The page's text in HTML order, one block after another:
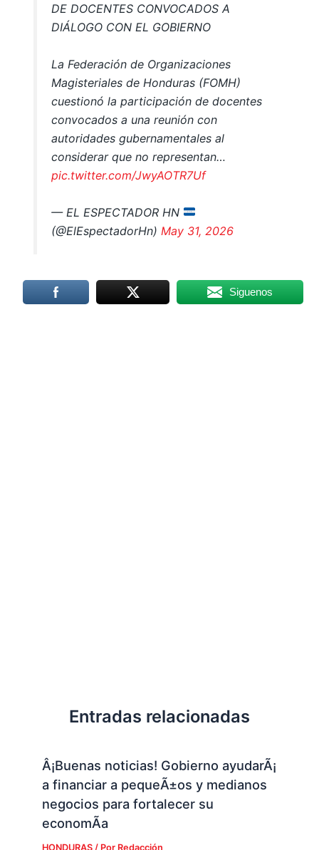
DE DOCENTES CONVOCADOS A
DIÁLOGO CON EL GOBIERNO
La Federación de Organizaciones
Magisteriales de Honduras (FOMH)
cuestionó la participación de docentes
convocados a una reunión con
autoridades gubernamentales al
considerar que no representan…
pic.twitter.com/JwyAOTR7Uf
— EL ESPECTADOR HN
(@ElEspectadorHn) May 31, 2026
Siguenos
Entradas relacionadas
Â¡Buenas noticias! Gobierno ayudarÃ¡
a financiar a pequeÃ±os y medianos
negocios para fortalecer su
economÃ­a
HONDURAS/ Por Redacción